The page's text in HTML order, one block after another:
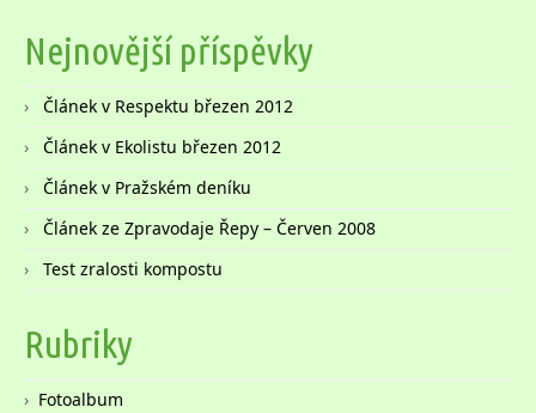
Nejnovější příspěvky
Článek v Respektu březen 2012
Článek v Ekolistu březen 2012
Článek v Pražském deníku
Článek ze Zpravodaje Řepy – Červen 2008
Test zralosti kompostu
Rubriky
Fotoalbum